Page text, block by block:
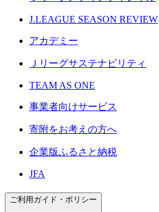
J.LEAGUE SEASON REVIEW
アカデミー
Ｊリーグサステナビリティ
TEAM AS ONE
事業者向けサービス
寄附をお考えの方へ
企業版ふるさと納税
JFA
ご利用ガイド・ポリシー